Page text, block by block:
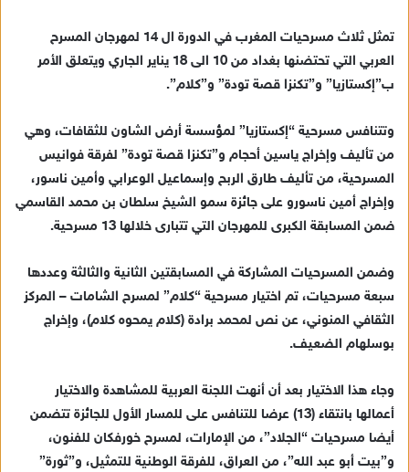
د
ا
إ
ل
ك
ر
و
تمثل ثلاث مسرحيات المغرب في الدورة ال 14 لمهرجان المسرح
العربي التي تحتضنها بغداد من 10 الى 18 يناير الجاري ويتعلق الأمر
ب”إكستازيا” و”تكنزا قصة تودة” و”كلام”.
وتتنافس مسرحية “إكستازيا” لمؤسسة أرض الشاون للثقافات، وهي
من تأليف وإخراج ياسين أحجام و”تكنزا قصة تودة” لفرقة فوانيس
المسرحية، من تأليف طارق الربح وإسماعيل الوعرابي وأمين ناسور،
وإخراج أمين ناسورو على جائزة سمو الشيخ سلطان بن محمد القاسمي
ضمن المسابقة الكبرى للمهرجان التي تتبارى خلالها 13 مسرحية.
وضمن المسرحيات المشاركة في المسابقتين الثانية والثالثة وعددها
سبعة مسرحيات، تم اختيار مسرحية “كلام” لمسرح الشامات – المركز
الثقافي المنوني، عن نص لمحمد برادة (كلام يمحوه كلام)، وإخراج
بوسلهام الضعيف.
وجاء هذا الاختيار بعد أن أنهت اللجنة العربية للمشاهدة والاختيار
أعمالها بانتقاء (13) عرضا للتنافس على للمسار الأول للجائزة تتضمن
أيضا مسرحيات “الجلاد”، من الإمارات، لمسرح خورفكان للفنون،
و”بيت أبو عبد الله”، من العراق، للفرقة الوطنية للتمثيل، و”ثورة”